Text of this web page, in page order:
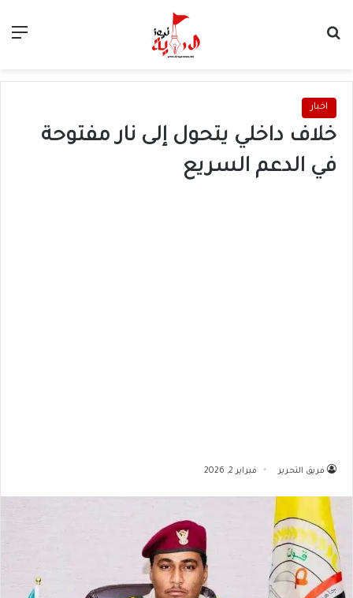
اخبار
خلاف داخلي يتحول إلى نار مفتوحة
في الدعم السريع
فريق التحرير فبراير 2, 2026